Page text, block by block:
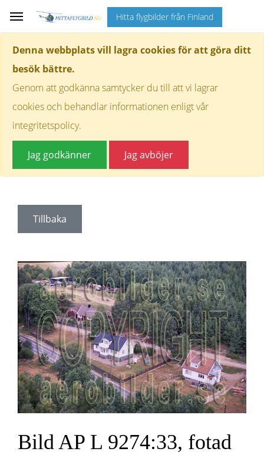
Denna webbplats vill lagra cookies för att göra ditt
besök bättre.
Genom att godkänna samtycker du till att vi lagrar
cookies och behandlar informationen enligt vår
integritetspolicy.
Jag godkänner Jag avböjer
Hitta flygbilder från Finland
Tillbaka
Bild AP L 9274:33, fotad